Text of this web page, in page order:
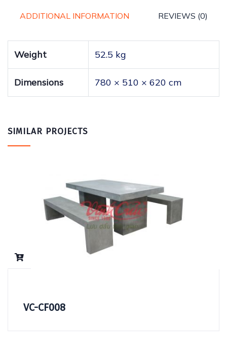
ratings
ADDITIONAL INFORMATION REVIEWS (0)
Weight 52.5 kg
Dimensions 780 × 510 × 620 cm
SIMILAR PROJECTS
VC-CF008